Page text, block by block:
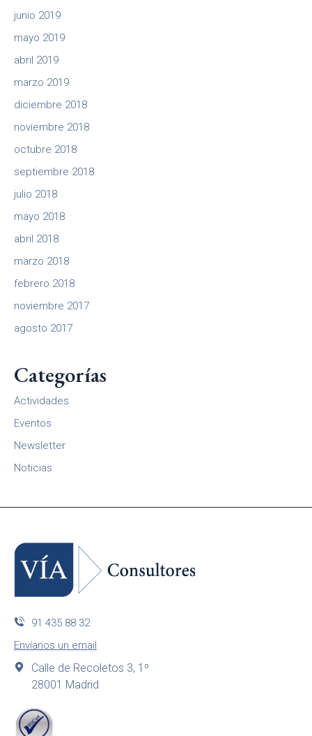
junio 2019
mayo 2019
abril 2019
marzo 2019
diciembre 2018
noviembre 2018
octubre 2018
septiembre 2018
julio 2018
mayo 2018
abril 2018
marzo 2018
febrero 2018
noviembre 2017
agosto 2017
Categorías
Actividades
Eventos
Newsletter
Noticias
91 435 88 32
Envíanos un email
Calle de Recoletos 3, 1º
28001 Madrid